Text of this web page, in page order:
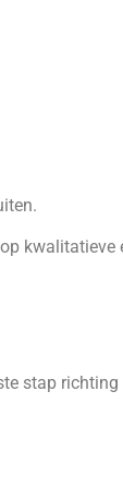
stap richting